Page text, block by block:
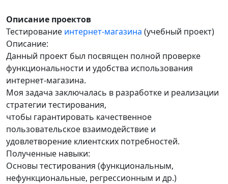
Описание проектов
Тестирование интернет-магазина (учебный проект)
Описание:
Данный проект был посвящен полной проверке
функциональности и удобства использования
интернет-магазина.
Моя задача заключалась в разработке и реализации
стратегии тестирования,
чтобы гарантировать качественное
пользовательское взаимодействие и
удовлетворение клиентских потребностей.
Полученные навыки:
Основы тестирования (функциональным,
нефункциональные, регрессионным и др.)